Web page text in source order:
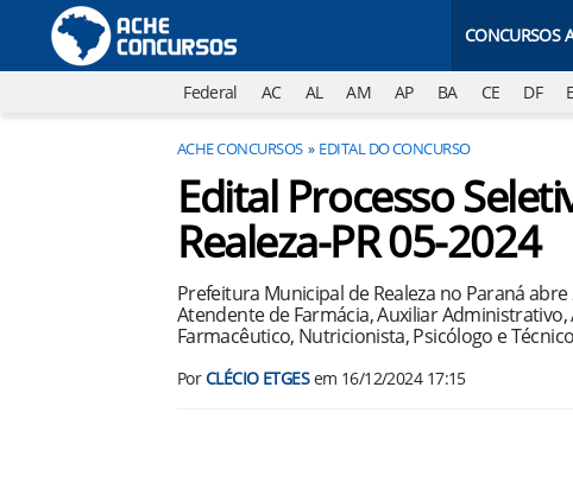
CONCURSOS
Federal AC AL AM AP BA CE DF
ACHE CONCURSOS EDITAL DO CONCURSO
Edital Processo
Realeza-PR 05-2024
Prefeitura Municipal de Realeza no Paraná
Atendente de Farmácia, Auxiliar
Farmacêutico, Nutricionista, Psicólogo e
PorCLÉCIO ETGESem 16/12/2024 17:15